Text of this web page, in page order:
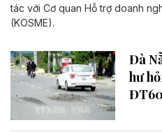
tác với Cơ quan Hỗ trợ doanh
(KOSME).
Đà
hư